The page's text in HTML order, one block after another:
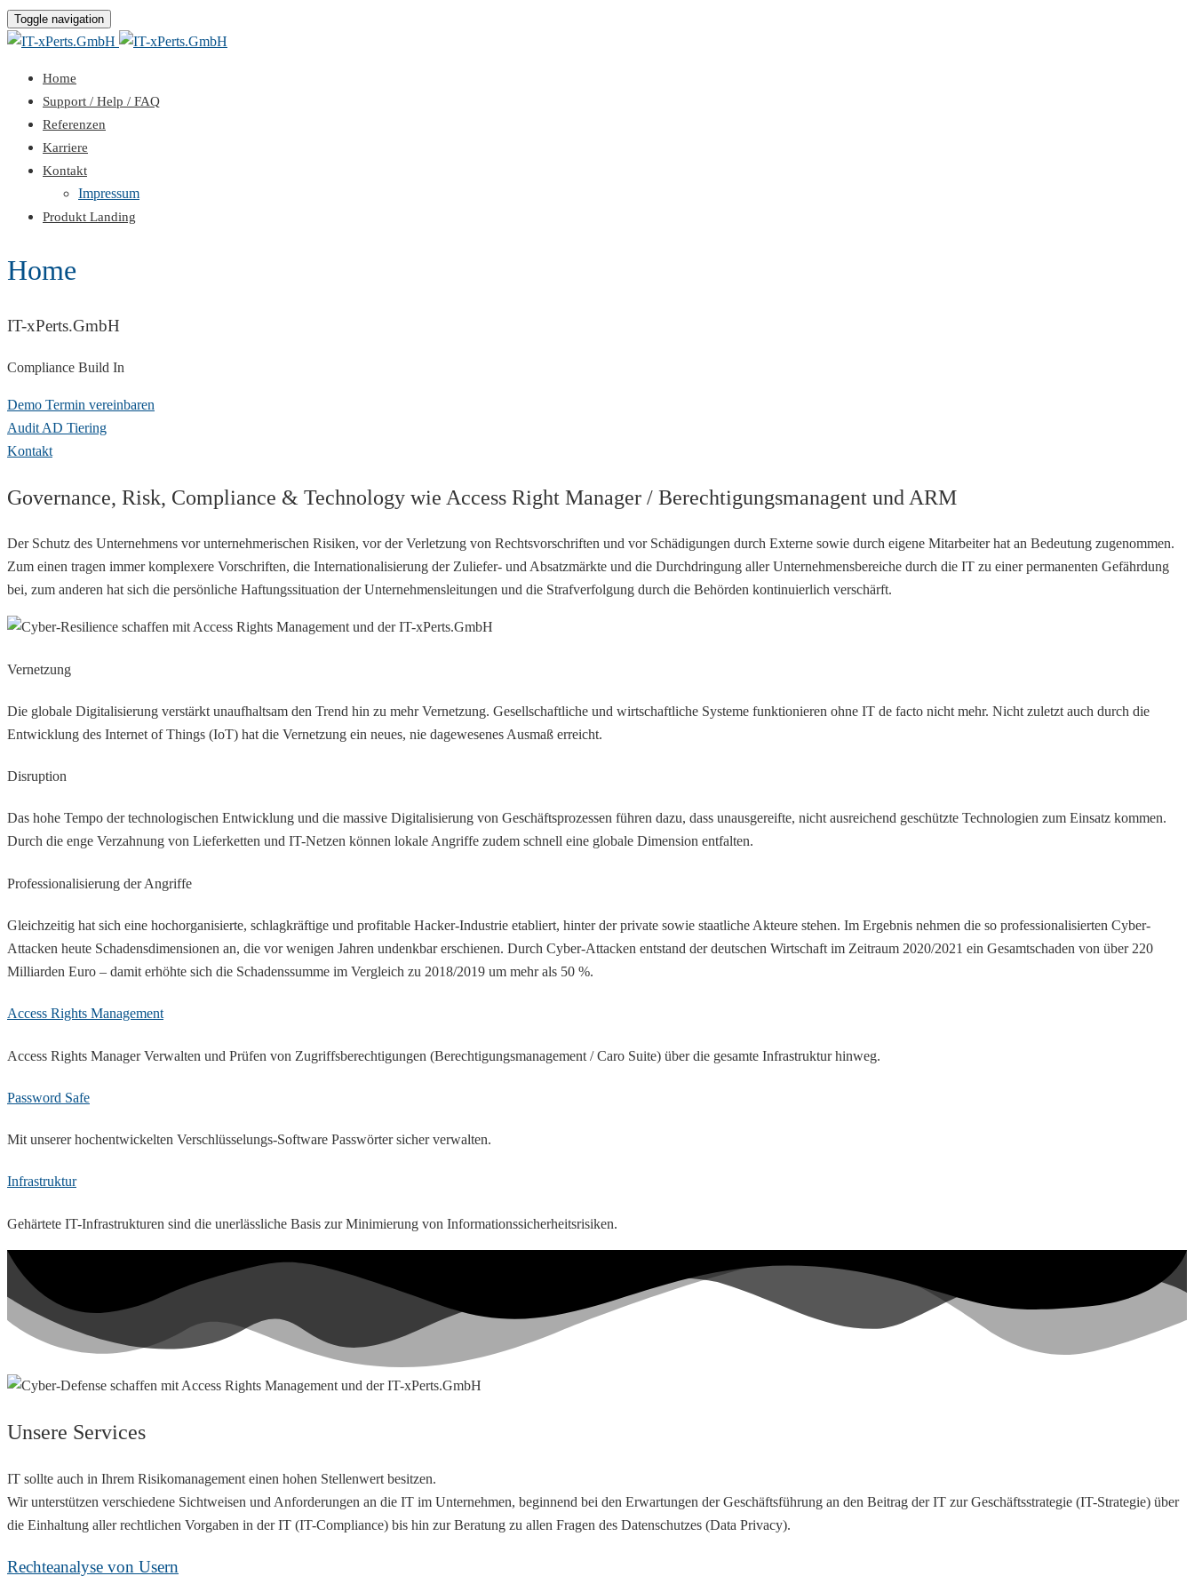
Toggle navigation
Home
Support / Help / FAQ
Referenzen
Karriere
Kontakt
Impressum
Produkt Landing
Home
IT-xPerts.GmbH
Compliance Build In
Demo Termin vereinbaren
Audit AD Tiering
Kontakt
Governance, Risk, Compliance & Technology wie Access Right Manager / Berechtigungsmanagent und ARM
Der Schutz des Unternehmens vor unternehmerischen Risiken, vor der Verletzung von Rechtsvorschriften und vor Schädigungen durch Externe sowie durch eigene Mitarbeiter hat an Bedeutung zugenommen.
Zum einen tragen immer komplexere Vorschriften, die Internationalisierung der Zuliefer- und Absatzmärkte und die Durchdringung aller Unternehmensbereiche durch die IT zu einer permanenten Gefährdung
bei, zum anderen hat sich die persönliche Haftungssituation der Unternehmensleitungen und die Strafverfolgung durch die Behörden kontinuierlich verschärft.
Vernetzung
Die globale Digitalisierung verstärkt unaufhaltsam den Trend hin zu mehr Vernetzung. Gesellschaftliche und wirtschaftliche Systeme funktionieren ohne IT de facto nicht mehr. Nicht zuletzt auch durch die
Entwicklung des Internet of Things (IoT) hat die Vernetzung ein neues, nie dagewesenes Ausmaß erreicht.
Disruption
Das hohe Tempo der technologischen Entwicklung und die massive Digitalisierung von Geschäftsprozessen führen dazu, dass unausgereifte, nicht ausreichend geschützte Technologien zum Einsatz kommen.
Durch die enge Verzahnung von Lieferketten und IT-Netzen können lokale Angriffe zudem schnell eine globale Dimension entfalten.
Professionalisierung der Angriffe
Gleichzeitig hat sich eine hochorganisierte, schlagkräftige und profitable Hacker-Industrie etabliert, hinter der private sowie staatliche Akteure stehen. Im Ergebnis nehmen die so professionalisierten Cyber-
Attacken heute Schadensdimensionen an, die vor wenigen Jahren undenkbar erschienen. Durch Cyber-Attacken entstand der deutschen Wirtschaft im Zeitraum 2020/2021 ein Gesamtschaden von über 220
Milliarden Euro – damit erhöhte sich die Schadenssumme im Vergleich zu 2018/2019 um mehr als 50 %.
Access Rights Management
Access Rights Manager Verwalten und Prüfen von Zugriffsberechtigungen (Berechtigungsmanagement / Caro Suite) über die gesamte Infrastruktur hinweg.
Password Safe
Mit unserer hochentwickelten Verschlüsselungs-Software Passwörter sicher verwalten.
Infrastruktur
Gehärtete IT-Infrastrukturen sind die unerlässliche Basis zur Minimierung von Informationssicherheitsrisiken.
Unsere Services
IT sollte auch in Ihrem Risikomanagement einen hohen Stellenwert besitzen.
Wir unterstützen verschiedene Sichtweisen und Anforderungen an die IT im Unternehmen, beginnend bei den Erwartungen der Geschäftsführung an den Beitrag der IT zur Geschäftsstrategie (IT-Strategie) über
die Einhaltung aller rechtlichen Vorgaben in der IT (IT-Compliance) bis hin zur Beratung zu allen Fragen des Datenschutzes (Data Privacy).
Rechteanalyse von Usern